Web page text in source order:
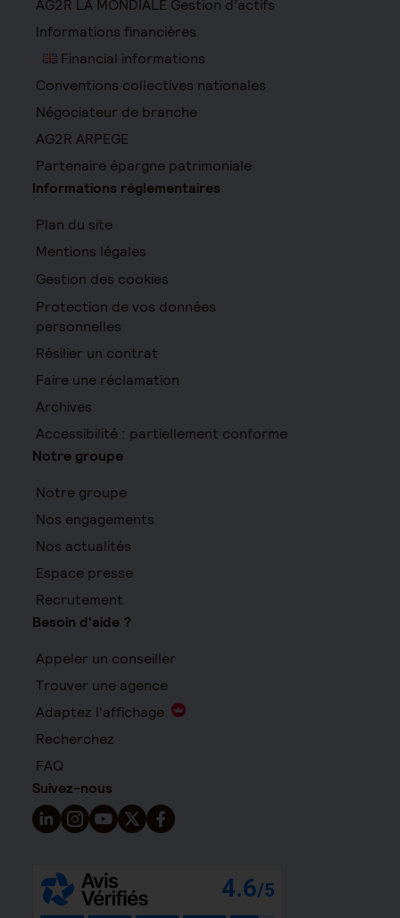
AG2R LA MONDIALE Gestion d’actifs
Informations financières
Financial informations
Conventions collectives nationales
Négociateur de branche
AG2R ARPEGE
Partenaire épargne patrimoniale
Informations réglementaires
Plan du site
Mentions légales
Gestion des cookies
Protection de vos données
personnelles
Résilier un contrat
Faire une réclamation
Archives
Accessibilité : partiellement conforme
Notre groupe
Notre groupe
Nos engagements
Nos actualités
Espace presse
Recrutement
Besoin d'aide ?
Appeler un conseiller
Trouver une agence
Adaptez l'affichage
Recherchez
FAQ
Suivez-nous
Suivez-nous sur LinkedIn - Nouvelle fenêtre
Suivez-nous sur Instagram - Nouvelle fenêtre
Suivez-nous sur YouTube - Nouvelle fenêtre
Suivez-nous sur X - Nouvelle fenêtre
Suivez-nous sur Facebook - Nouvelle